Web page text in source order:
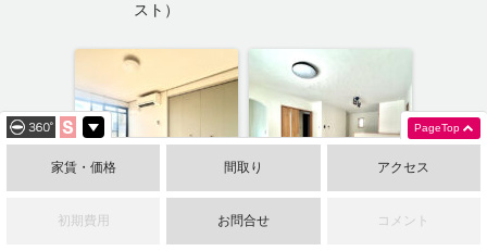
スト）
ヴュロードリベルテ
八事ヒルレジデンス
家賃・価格 間取り アクセス
初期費用 お問合せ コメント
PageTop